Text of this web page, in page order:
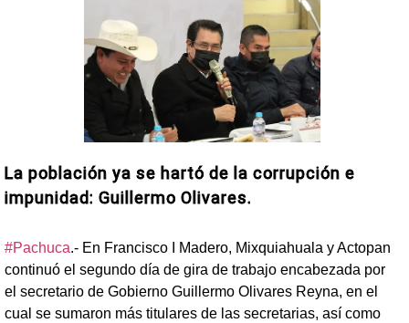
La población ya se hartó de la corrupción e
impunidad: Guillermo Olivares.
#Pachuca.- En Francisco I Madero, Mixquiahuala y Actopan
continuó el segundo día de gira de trabajo encabezada por
el secretario de Gobierno Guillermo Olivares Reyna, en el
cual se sumaron más titulares de las secretarias, así como